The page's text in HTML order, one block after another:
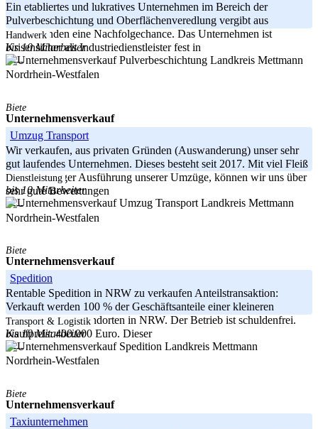
Ein etabliertes und lukratives Unternehmen im Bereich der
Pulverbeschichtung und Oberflächenveredlung vergibt aus
Altersgründen eine Nachfolgechance. Das Unternehmen ist
Krisensicher als Industriedienstleister fest in
-----
Nordrhein-Westfalen
Handwerk
bis 10 Mitarbeiter
Landkreis Mettmann
Biete
Unternehmensverkauf
Umzug Transport
Wir verkaufen, aus privaten Gründen (Auswanderung) unser sehr
gut laufendes Unternehmen. Dieses besteht seit 2017. Mit viel Fleiß
und sorgfältiger Ausführung unserer Umzüge, können wir uns über
sehr gute Bewertungen
-----
Nordrhein-Westfalen
Dienstleistung
bis 10 Mitarbeiter
Landkreis Mettmann
Biete
Unternehmensverkauf
Spedition
Rentable Spedition in NRW zu verkaufen Anteilstransaktion:
Verkauft werden 100 % der Geschäftsanteile einer kleineren
Spedition mit 3 Standorten in NRW. Der Betrieb ist schuldenfrei.
Kaufpreis: 400.000 Euro. Dieser
-----
Nordrhein-Westfalen
Transport & Logistik
bis 10 Mitarbeiter
Landkreis Mettmann
Biete
Unternehmensverkauf
Taxiunternehmen